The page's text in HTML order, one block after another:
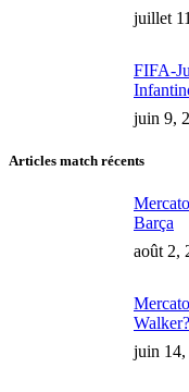
juillet
FIFA-
juin 9,
Articles match récents
Barça
août 2,
Walker?
juin 14,